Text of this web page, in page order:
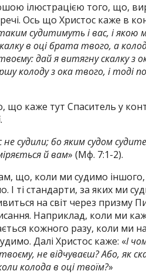
ілюстрацією того, що,
Ось що Христос каже в
судитимуть і вас, і якою
в оці брата твого, а
дай я витягну скалку з
колоду з ока твого, і тоді
каже тут Спаситель у
не судили; бо яким судом
й вам» (Мф. 7:1-2).
що, коли ми судимо
І ті стандарти, за яких ми
на світ через призму
Наприклад, коли ми
кожного разу, коли
Далі Христос каже: «І
не відчуваєш? Або, як
колода в оці твоїм?»